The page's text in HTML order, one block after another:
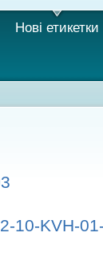
Нові етикетки
10-KVH-